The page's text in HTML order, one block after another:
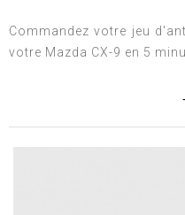
Commandez votre jeu
votre Mazda CX-9 en 5